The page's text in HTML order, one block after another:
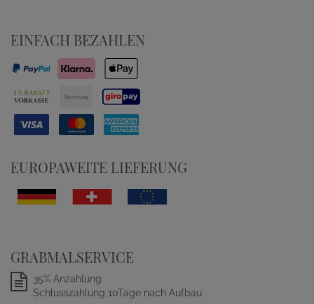
EINFACH BEZAHLEN
EUROPAWEITE LIEFERUNG
GRABMALSERVICE
35% Anzahlung
Schlusszahlung 10Tage nach Aufbau